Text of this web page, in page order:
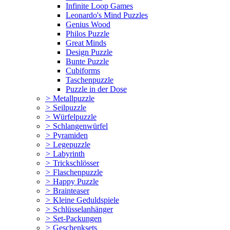
Infinite Loop Games
Leonardo's Mind Puzzles
Genius Wood
Philos Puzzle
Great Minds
Design Puzzle
Bunte Puzzle
Cubiforms
Taschenpuzzle
Puzzle in der Dose
> Metallpuzzle
> Seilpuzzle
> Würfelpuzzle
> Schlangenwürfel
> Pyramiden
> Legepuzzle
> Labyrinth
> Trickschlösser
> Flaschenpuzzle
> Happy Puzzle
> Brainteaser
> Kleine Geduldspiele
> Schlüsselanhänger
> Set-Packungen
> Geschenksets